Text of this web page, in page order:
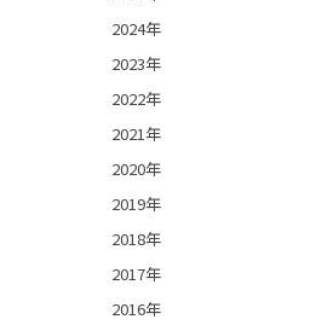
2024年
2023年
2022年
2021年
2020年
2019年
2018年
2017年
2016年